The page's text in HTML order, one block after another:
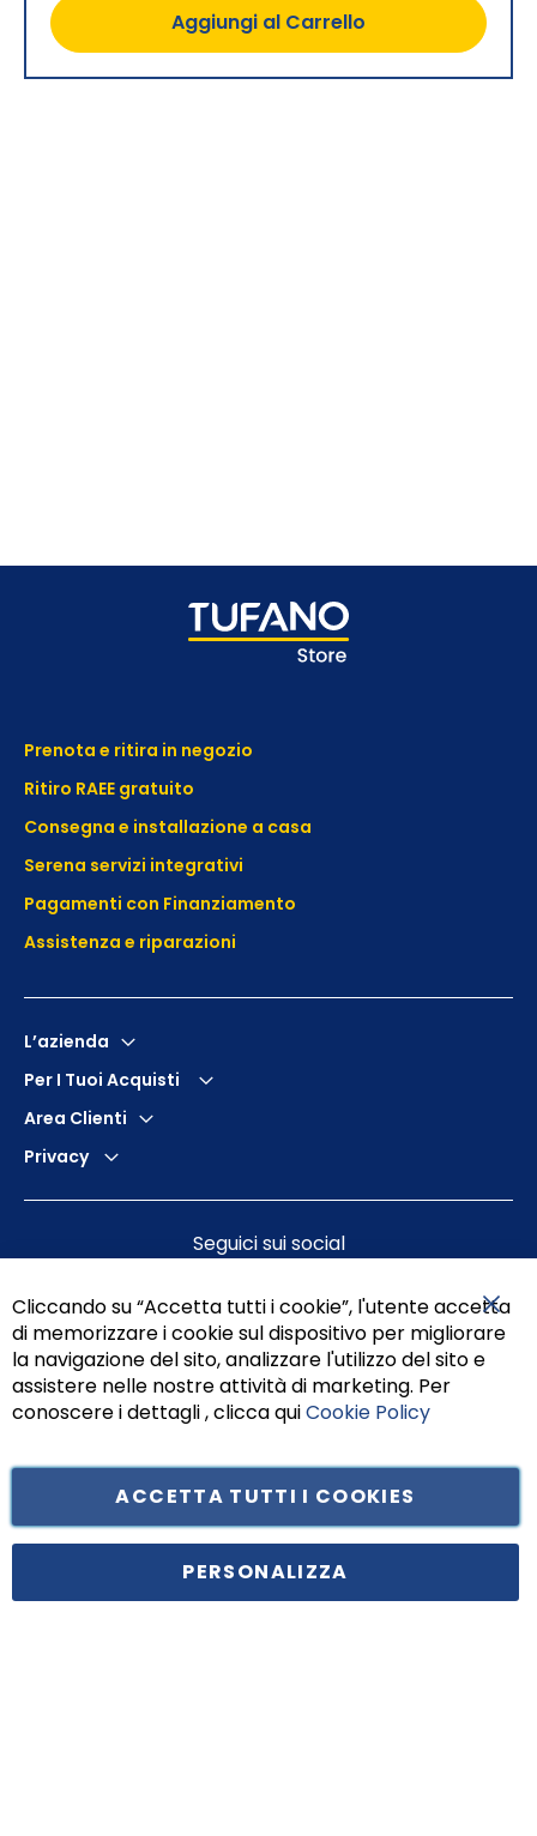
Aggiungi al Carrello
Prenota e ritira in negozio
Ritiro RAEE gratuito
Consegna e installazione a casa
Serena servizi integrativi
Pagamenti con Finanziamento
Assistenza e riparazioni
L’azienda
Per I Tuoi Acquisti
Area Clienti
Privacy
Seguici sui social
Principe di Piemonte 199, cap. 80026 Casoria (NA) - C.F. 05834470634 -
Cliccando su “Accetta tutti i cookie”, l'utente accetta
di memorizzare i cookie sul dispositivo per migliorare
la navigazione del sito, analizzare l'utilizzo del sito e
assistere nelle nostre attività di marketing. Per
conoscere i dettagli , clicca quiCookie Policy
ACCETTA TUTTI I COOKIES
PERSONALIZZA